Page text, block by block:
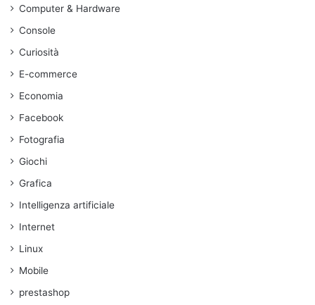
Computer & Hardware
Console
Curiosità
E-commerce
Economia
Facebook
Fotografia
Giochi
Grafica
Intelligenza artificiale
Internet
Linux
Mobile
prestashop